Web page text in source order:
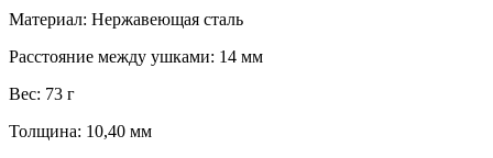
Материал: Нержавеющая сталь
Расстояние между ушками: 14 мм
Вес: 73 г
Толщина: 10,40 мм